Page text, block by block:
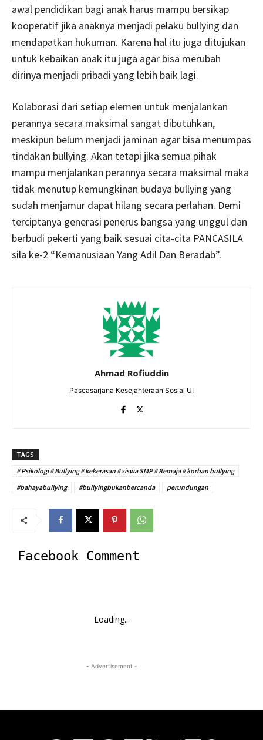
awal pendidikan bagi anak harus mampu bersikap
kooperatif jika anaknya menjadi pelaku bullying dan
mendapatkan hukuman. Karena hal itu juga ditujukan
untuk kebaikan anak itu juga agar bisa merubah
dirinya menjadi pribadi yang lebih baik lagi.
Kolaborasi dari setiap elemen untuk menjalankan
perannya secara maksimal sangat dibutuhkan,
meskipun belum menjadi jaminan agar bisa menumpas
tindakan bullying. Akan tetapi jika semua pihak
mampu menjalankan perannya secara maksimal maka
tidak menutup kemungkinan budaya bullying yang
sudah menjamur dapat hilang secara perlahan. Demi
terciptanya generasi penerus bangsa yang unggul dan
berbudi pekerti yang baik sesuai cita-cita PANCASILA
sila ke-2 “Kemanusiaan Yang Adil Dan Beradab”.
Ahmad Rofiuddin
Pascasarjana Kesejahteraan Sosial UI
TAGS
# Psikologi # Bullying # kekerasan # siswa SMP # Remaja # korban bullying
#bahayabullying
#bullyingbukanbercanda perundungan
Facebook Comment
Loading...
- Advertisement -